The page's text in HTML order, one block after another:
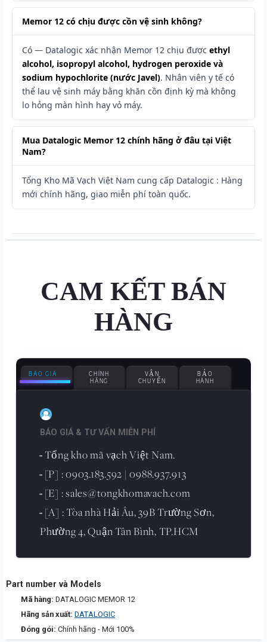
Memor 12 có chịu được cồn vệ sinh không?
Có — Datalogic xác nhận Memor 12 chịu được ethyl
alcohol, isopropyl alcohol, hydrogen peroxide và
sodium hypochlorite (nước Javel). Nhân viên y tế có
thể lau vệ sinh máy bằng khăn cồn định kỳ mà không
lo hỏng màn hình hay vỏ máy.
Mua Datalogic Memor 12 chính hãng ở đâu tại Việt
Nam?
Tổng Kho Mã Vạch Việt Nam cung cấp Datalogic : Hàng
mới chính hãng, giao miễn phí toàn quốc.
CAM KẾT BÁN
HÀNG
BÁO GIÁ
CHÍNH
HÃNG
VẬN
CHUYỂN
BẢO
HÀNH
BÁO GIÁ & TƯ VẤN MIỄN PHÍ
- Tổng kho mã vạch Việt Nam.
- [P] : 0903.183.592 | 0988.937.913
- [E] : sales@tongkhomavach.com
- [A] : Tòa nhà Hải Âu, 39B Trường Sơn,
Phường 4, Quận Tân Bình, TP.HCM
Part number và Models
Mã hàng: DATALOGIC MEMOR 12
Hãng sản xuất: DATALOGIC
Đóng gói: Chính hãng - Mới 100%